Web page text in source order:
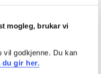
mogleg, brukar vi
vil godkjenne. Du kan
gir her.